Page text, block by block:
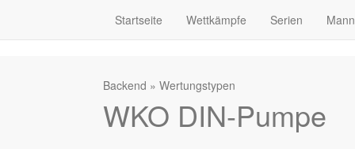
Startseite Wettkämpfe Serien
Backend » Wertungstypen
WKO DIN-Pumpe